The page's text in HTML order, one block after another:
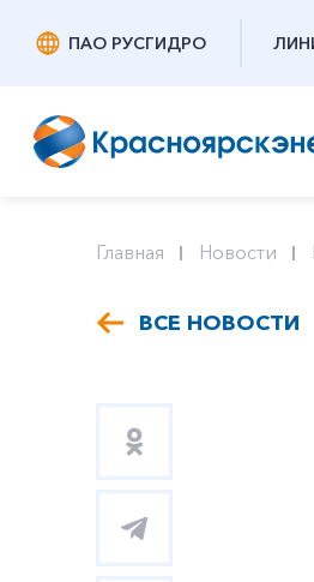
ПАО РУСГИДРО
Главная Новости
ВСЕ НОВОСТИ